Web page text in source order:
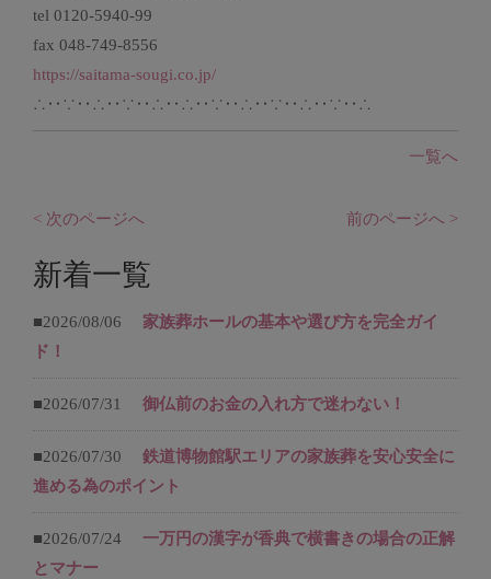
tel 0120-5940-99
fax 048-749-8556
https://saitama-sougi.co.jp/
∴‥∵‥∴‥∵‥∴‥∴‥∵‥∴‥∵‥∴‥∵‥∴
一覧へ
< 次のページへ 前のページへ >
新着一覧
■2026/08/06
家族葬ホールの基本や選び方を完全ガイ
ド！
■2026/07/31 御仏前のお金の入れ方で迷わない！
■2026/07/30
鉄道博物館駅エリアの家族葬を安心安全に
進める為のポイント
■2026/07/24
一万円の漢字が香典で横書きの場合の正解
とマナー